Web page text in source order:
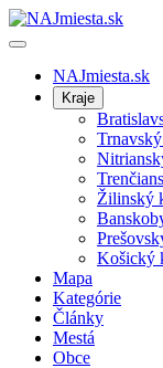
NAJmiesta.sk
Kraje
Žilinský
Košický
Mapa
Kategórie
Články
Mestá
Obce